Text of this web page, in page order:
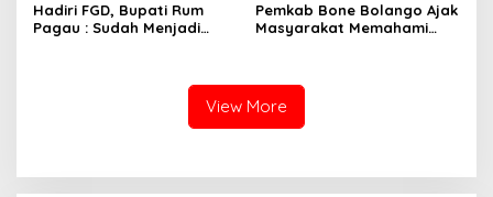
Hadiri FGD, Bupati Rum
Pagau : Sudah Menjadi
Pemkab Bone Bolango Ajak
Masyarakat Memahami
View More